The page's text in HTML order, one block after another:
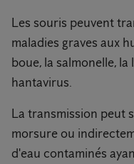
Les souris peuvent
maladies graves aux
boue, la salmonelle,
hantavirus.
La transmission peut
morsure ou
d'eau contaminés